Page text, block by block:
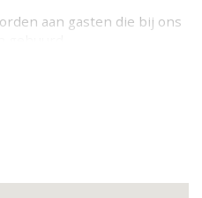
aan gasten die bij ons